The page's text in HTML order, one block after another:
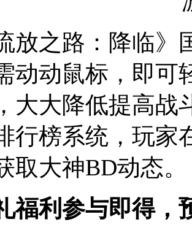
之路：降临》
动动鼠标，即可
大大降低提高战
行榜系统，玩家
取大神BD动态。
利参与即得，